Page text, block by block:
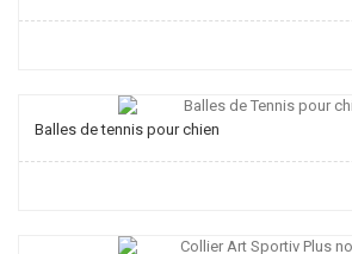
Balles de tennis pour chien